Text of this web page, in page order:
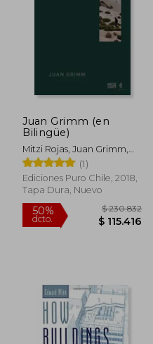
50% $ 161.690
Juan Grimm (en
Bilingüe)
Mitzi Rojas, Juan Grimm,
Mathias Klotz, Aniket
Bhagwat, Claudia Pertuzé
(1)
Ediciones Puro Chile, 2018,
Tapa Dura, Nuevo